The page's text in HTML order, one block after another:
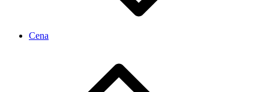
Cena